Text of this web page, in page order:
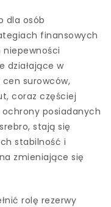
dla osób
finansowych
niepewności
działające w
surowców,
coraz częściej
posiadanych
stają się
stabilność i
zmieniające się
rolę rezerwy